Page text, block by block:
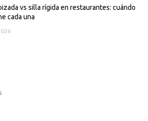
vs silla rígida en restaurantes: cuándo
cada una